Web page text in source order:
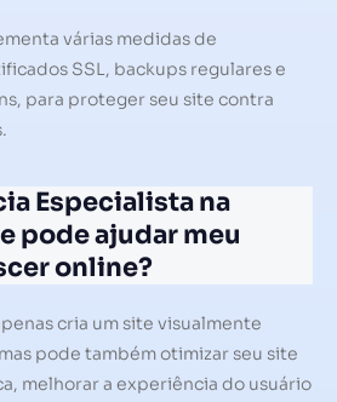
várias medidas de
SSL, backups regulares e
para proteger seu site contra
Especialista na
pode ajudar meu
online?
cria um site visualmente
pode também otimizar seu site
melhorar a experiência do usuário